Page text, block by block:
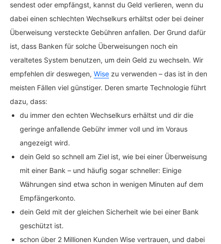
sendest oder empfängst, kannst du Geld verlieren, wenn du
dabei einen schlechten Wechselkurs erhältst oder bei deiner
Überweisung versteckte Gebühren anfallen. Der Grund dafür
ist, dass Banken für solche Überweisungen noch ein
veraltetes System benutzen, um dein Geld zu wechseln. Wir
empfehlen dir deswegen, Wise zu verwenden – das ist in den
meisten Fällen viel günstiger. Deren smarte Technologie führt
dazu, dass:
du immer den echten Wechselkurs erhältst und dir die
geringe anfallende Gebühr immer voll und im Voraus
angezeigt wird.
dein Geld so schnell am Ziel ist, wie bei einer Überweisung
mit einer Bank – und häufig sogar schneller: Einige
Währungen sind etwa schon in wenigen Minuten auf dem
Empfängerkonto.
dein Geld mit der gleichen Sicherheit wie bei einer Bank
geschützt ist.
schon über 2 Millionen Kunden Wise vertrauen, und dabei